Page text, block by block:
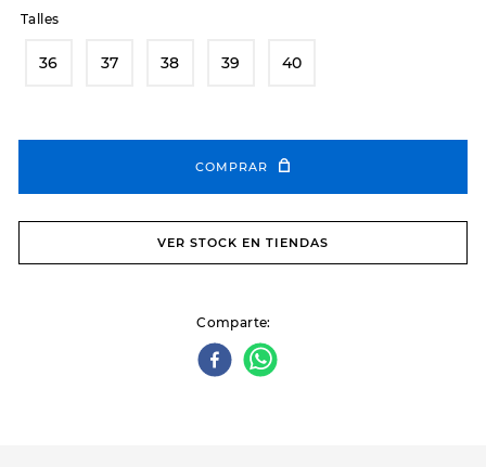
Talles
36 37 38 39 40
COMPRAR
VER STOCK EN TIENDAS
Comparte